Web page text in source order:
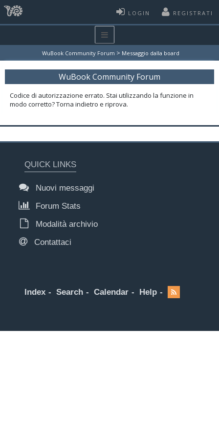
LOGIN REGISTRATI
WuBook Community Forum > Messaggio dalla board
WuBook Community Forum
Codice di autorizzazione errato. Stai utilizzando la funzione in
modo corretto? Torna indietro e riprova.
QUICK LINKS
Nuovi messaggi
Forum Stats
Modalità archivio
Contattaci
Index Search Calendar Help